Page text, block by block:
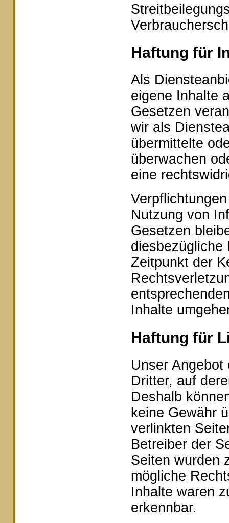
Haftung für
Als
eigene Inhalte
Gesetzen
wir als
übermittelte
überwachen
eine
Nutzung von
Gesetzen
diesbezügliche
Zeitpunkt der
Inhalte
Haftung für
Unser
Dritter, auf
Deshalb
keine Gewähr
verlinkten
Betreiber der
Seiten wurden
mögliche
Inhalte waren
erkennbar.